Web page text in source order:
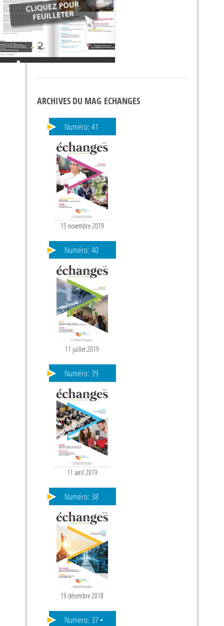
ARCHIVES DU MAG ECHANGES
Numéro: 41
15 novembre 2019
Numéro: 40
11 juillet 2019
Numéro: 39
11 avril 2019
Numéro: 38
19 décembre 2018
Numéro: 37 •